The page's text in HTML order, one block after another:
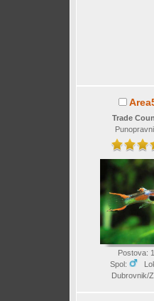
Trade
Postova:
Spol:
Dubrovnik/